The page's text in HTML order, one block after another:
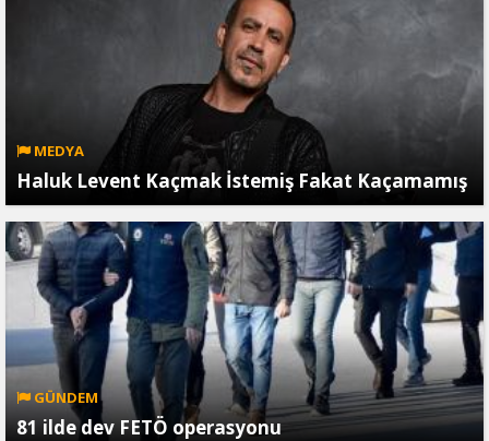
MEDYA
Haluk Levent Kaçmak İstemiş Fakat Kaçamamış
GÜNDEM
81 ilde dev FETÖ operasyonu